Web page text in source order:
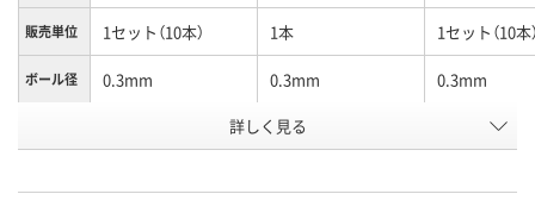
販売単位 1セット（10本） 1本 1セット（10本
ボール径 0.3mm 0.3mm 0.3mm
カシスブラック キャメルイ
号
詳しく見る